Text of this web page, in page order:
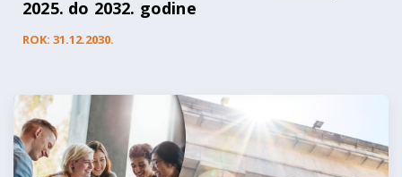
2025. do 2032. godine
ROK: 31.12.2030.